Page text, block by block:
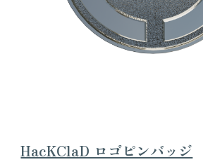
HacKClaD ロゴピンバッジ